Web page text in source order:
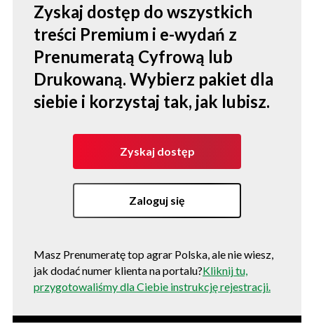
Zyskaj dostęp do wszystkich
treści Premium i e-wydań z
Prenumeratą Cyfrową lub
Drukowaną. Wybierz pakiet dla
siebie i korzystaj tak, jak lubisz.
Zyskaj dostęp
Zaloguj się
Masz Prenumeratę top agrar Polska, ale nie wiesz,
jak dodać numer klienta na portalu?Kliknij tu,
przygotowaliśmy dla Ciebie instrukcję rejestracji.